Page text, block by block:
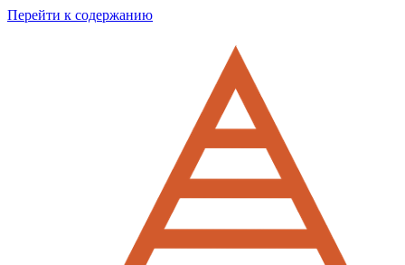
Перейти к содержанию